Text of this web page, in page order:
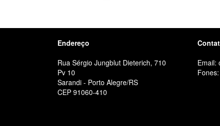
Endereço
Rua Sérgio Jungblut Dieterich, 710
Pv 10
Sarandi - Porto Alegre/RS
CEP 91060-410
Email: